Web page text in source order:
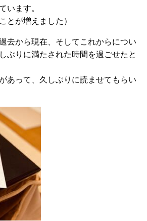
います。
とが増えました）
去から現在、そしてこれからについ
ぶりに満たされた時間を過ごせたと
あって、久しぶりに読ませてもらい